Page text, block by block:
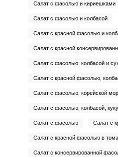
Салат с фасолью и кириешками
Салат с фасолью и колбасой
Салат с красной фасолью и
Салат с красной
Салат с фасолью, колбасой и
Салат с красной фасолью,
Салат с фасолью, корейской
Салат с фасолью, колбасой,
Салат с фасолью Салат с
Салат с красной фасолью в
Салат с консервированной